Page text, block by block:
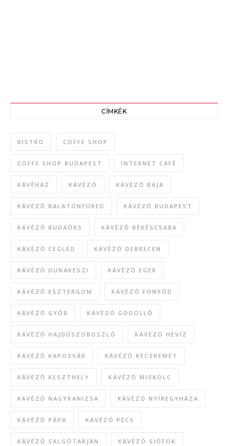
CÍMKÉK
BISTRO COFFE SHOP
COFFE SHOP BUDAPEST INTERNET CAFÉ
KÁVÉHÁZ KÁVÉZÓ KÁVÉZÓ BAJA
KÁVÉZÓ BALATONFÜRED KÁVÉZÓ BUDAPEST
KÁVÉZÓ BUDAÖRS KÁVÉZÓ BÉKÉSCSABA
KÁVÉZÓ CEGLÉD KÁVÉZÓ DEBRECEN
KÁVÉZÓ DUNAKESZI KÁVÉZÓ EGER
KÁVÉZÓ ESZTERGOM KÁVÉZÓ FONYÓD
KÁVÉZÓ GYŐR KÁVÉZÓ GÖDÖLLŐ
KÁVÉZÓ HAJDÚSZOBOSZLÓ KÁVÉZÓ HÉVÍZ
KÁVÉZÓ KAPOSVÁR KÁVÉZÓ KECSKEMÉT
KÁVÉZÓ KESZTHELY KÁVÉZÓ MISKOLC
KÁVÉZÓ NAGYKANIZSA KÁVÉZÓ NYÍREGYHÁZA
KÁVÉZÓ PÁPA KÁVÉZÓ PÉCS
KÁVÉZÓ SALGÓTARJÁN KÁVÉZÓ SIÓFOK